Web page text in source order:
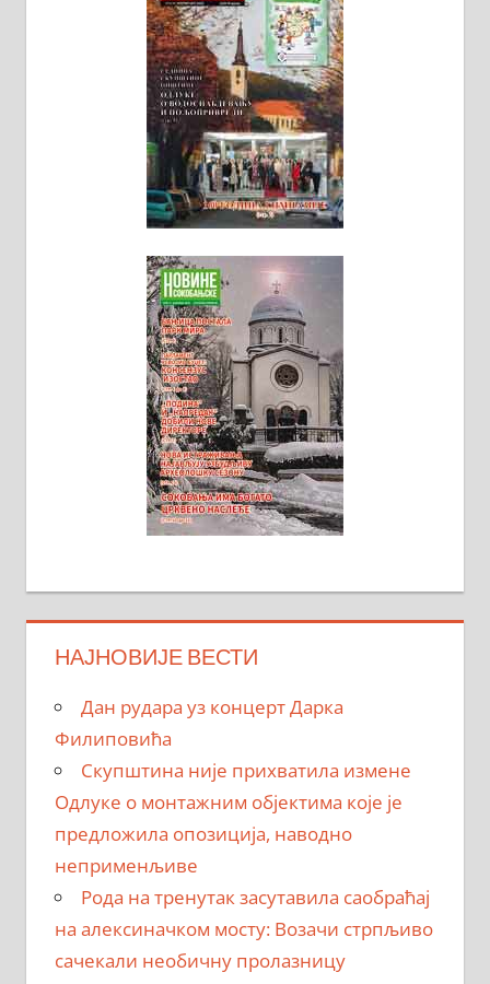
НАЈНОВИЈЕ ВЕСТИ
Дан рудара уз концерт Дарка
Филиповића
Скупштина није прихватила измене
Одлуке о монтажним објектима које је
предложила опозиција, наводно
неприменљиве
Рода на тренутак засутавила саобраћај
на алексиначком мосту: Возачи стрпљиво
сачекали необичну пролазницу